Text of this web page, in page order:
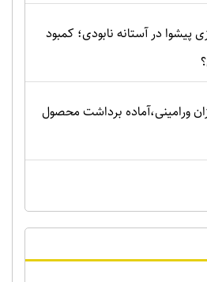
پیشوا در آستانه نابودی؛ کمبود
ورامینی،آماده برداشت محصول